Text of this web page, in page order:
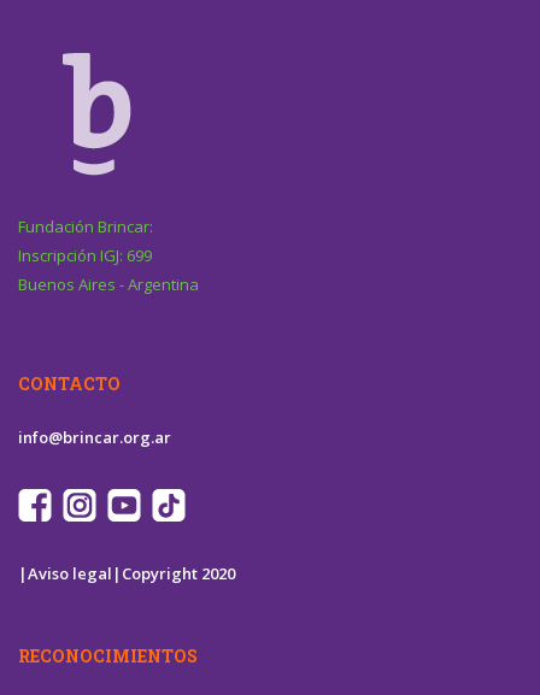
Fundación Brincar:
Inscripción IGJ: 699
Buenos Aires - Argentina
CONTACTO
info@brincar.org.ar
|Aviso legal| Copyright 2020
RECONOCIMIENTOS